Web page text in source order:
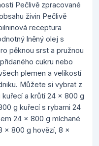
Pečlivě zpracované
živin Pečlivě
receptura
lněný olej s
pěknou srst a pružnou
cukru nebo
plemen a velikostí
Můžete si vybrat z
a krůtí 24 x 800 g
g kuřecí s rybami 24
24 x 800 g míchané
x 800 g hovězí, 8 x